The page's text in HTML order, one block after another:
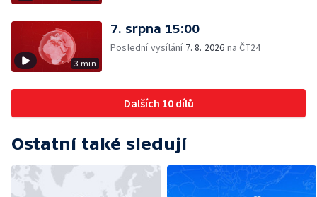
3 min
7. srpna 15:00
Poslední vysílání 7. 8. 2026 na ČT24
Dalších 10 dílů
Ostatní také sledují